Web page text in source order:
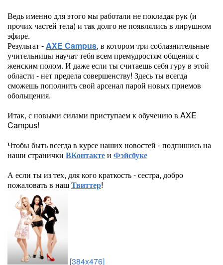
Ведь именно для этого мы работали не покладая рук (и
прочих частей тела) и так долго не появлялись в лирушном
эфире.
Результат -AXE Campus, в котором три соблазнительные
учительницы научат тебя всем премудростям общения с
женским полом. И даже если ты считаешь себя гуру в этой
области - нет предела совершенству! Здесь ты всегда
сможешь пополнить свой арсенал парой новых приемов
обольщения.
Итак, с новыми силами приступаем к обучению в AXE
Campus!
Чтобы быть всегда в курсе наших новостей - подпишись на
наши странички ВКонтактеи Фэйсбуке
А если ты из тех, для кого краткость - сестра, добро
пожаловать в нашТвиттер!
[384x476]